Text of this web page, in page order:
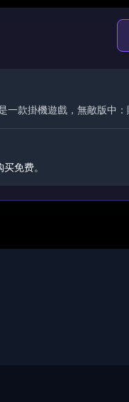
一款掛機遊戲，無敵版中：
免费。